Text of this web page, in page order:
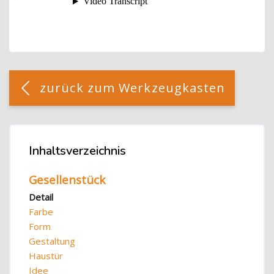
Blöcke
[Cocoon] Custom HTML überspringen
zurück zum Werkzeugkasten
Inhaltsverzeichnis überspringen
Inhaltsverzeichnis
Gesellenstück
Detail
Farbe
Form
Gestaltung
Haustür
Idee